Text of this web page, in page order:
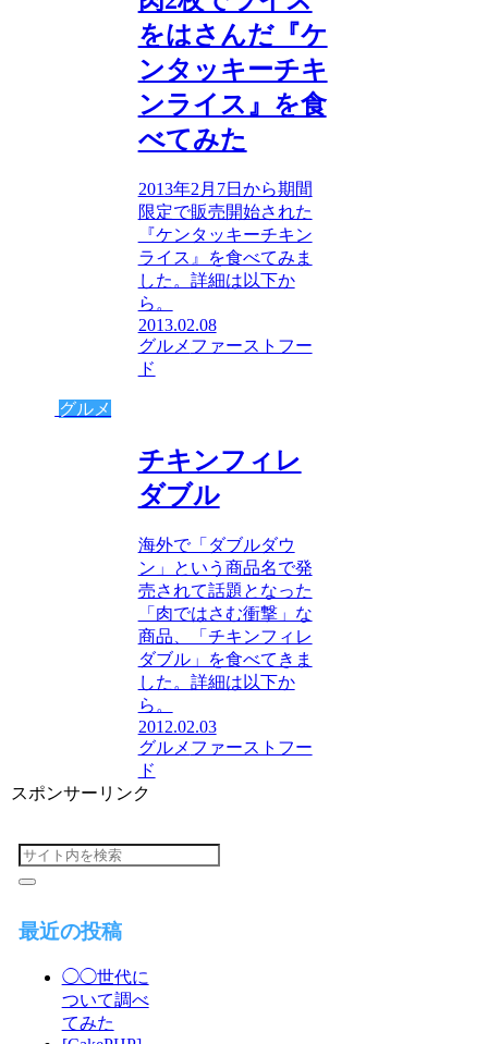
をはさんだ『ケ
ンタッキーチキ
ンライス』を食
べてみた
2013年2月7日から期間
限定で販売開始された
『ケンタッキーチキン
ライス』を食べてみま
した。詳細は以下か
ら。
2013.02.08
グルメ ファーストフー
ド
グルメ
チキンフィレ
ダブル
海外で「ダブルダウ
ン」という商品名で発
売されて話題となった
「肉ではさむ衝撃」な
商品、「チキンフィレ
ダブル」を食べてきま
した。詳細は以下か
ら。
2012.02.03
グルメ ファーストフー
ド
スポンサーリンク
最近の投稿
◯◯世代に
ついて調べ
てみた